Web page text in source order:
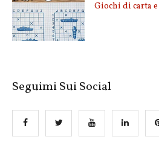
Giochi di carta e
Seguimi Sui Social